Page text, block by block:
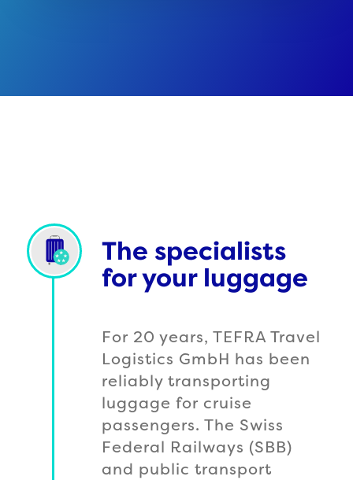
The specialists
for your luggage
For 20 years, TEFRA Travel
Logistics GmbH has been
reliably transporting
luggage for cruise
passengers. The Swiss
Federal Railways (SBB)
and public transport